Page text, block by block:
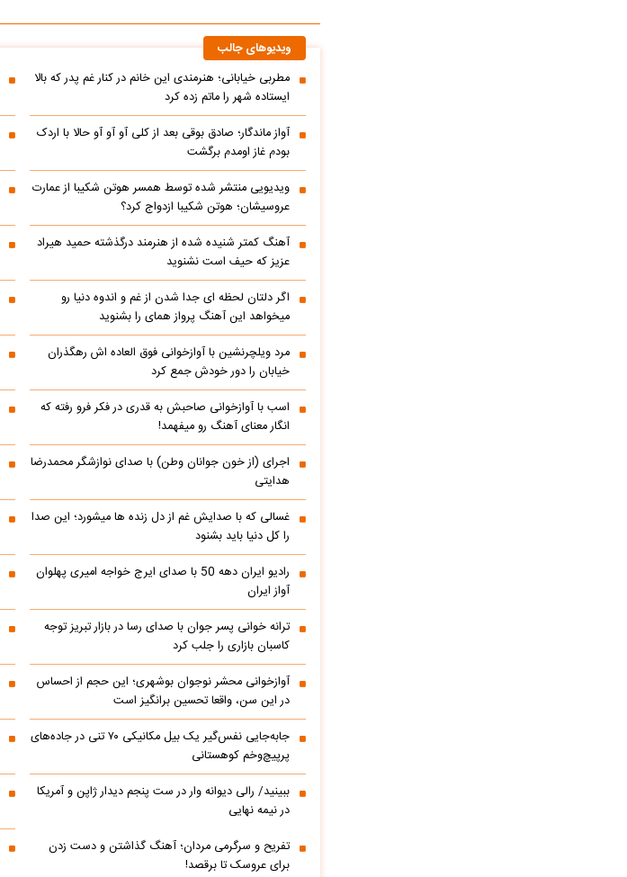
ویدیوهای جالب
مطربی خیابانی؛ هنرمندی این خانم در کنار غم پدر که بالا
ایستاده شهر را ماتم زده کرد
آواز ماندگار؛ صادق بوقی بعد از کلی آو آو آو حالا با اردک
بودم غاز اومدم برگشت
ویدیویی منتشر شده توسط همسر هوتن شکیبا از عمارت
عروسیشان؛ هوتن شکیبا ازدواج کرد؟
آهنگ کمتر شنیده شده از هنرمند درگذشته حمید هیراد
عزیز که حیف است نشنوید
اگر دلتان لحظه ای جدا شدن از غم و اندوه دنیا رو
میخواهد این آهنگ پرواز همای را بشنوید
مرد ویلچرنشین با آوازخوانی فوق العاده اش رهگذران
خیابان را دور خودش جمع کرد
اسب با آوازخوانی صاحبش به قدری در فکر فرو رفته که
انگار معنای آهنگ رو میفهمد!
اجرای (از خون جوانان وطن) با صدای نوازشگر محمدرضا
هدایتی
غسالی که با صدایش غم از دل زنده ها میشورد؛ این صدا
را کل دنیا باید بشنود
رادیو ایران دهه 50 با صدای ایرج خواجه امیری پهلوان
آواز ایران
ترانه خوانی پسر جوان با صدای رسا در بازار تبریز توجه
کاسبان بازاری را جلب کرد
آوازخوانی محشر نوجوان بوشهری؛ این حجم از احساس
در این سن، واقعا تحسین‌ برانگیز است
جابه‌جایی نفس‌گیر یک بیل مکانیکی ۷۰ تنی در جاده‌های
پرپیچ‌وخم کوهستانی
ببینید/ رالی دیوانه وار در ست پنجم دیدار ژاپن و آمریکا
در نیمه نهایی
تفریح و سرگرمی مردان؛ آهنگ گذاشتن و دست زدن
برای عروسک تا برقصد!